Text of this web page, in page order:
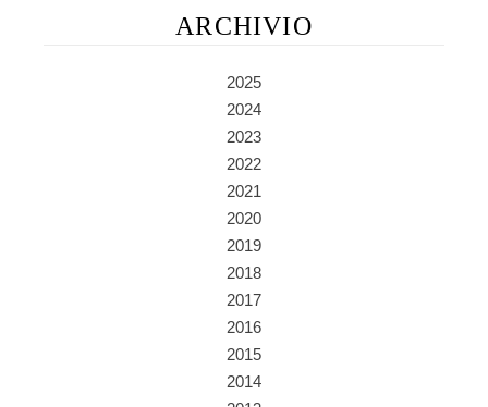
ARCHIVIO
2025
2024
2023
2022
2021
2020
2019
2018
2017
2016
2015
2014